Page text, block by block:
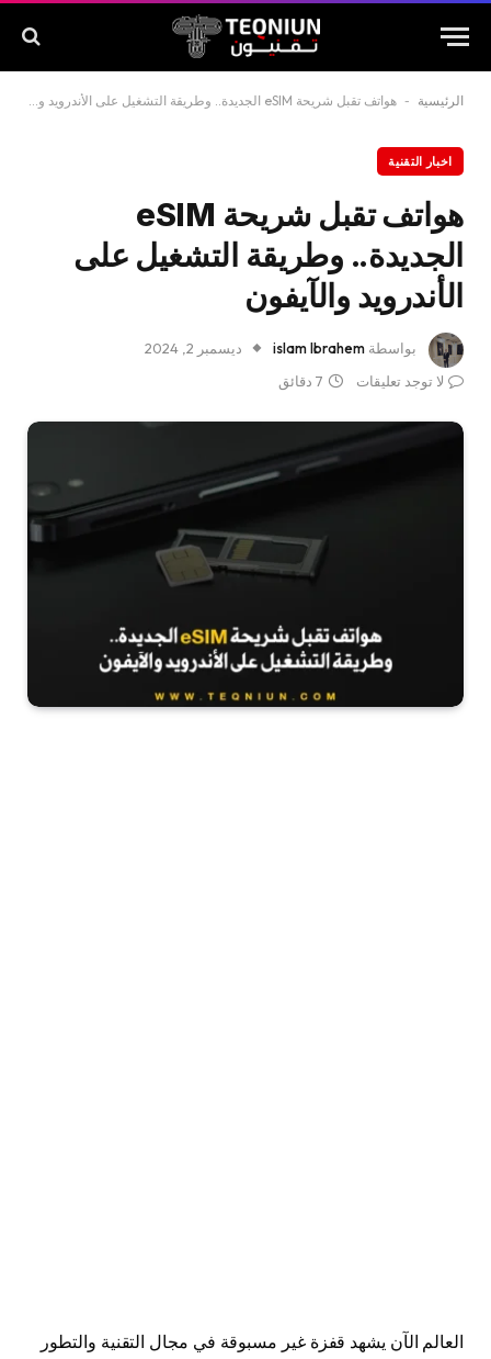
الرئيسية - هواتف تقبل شريحة eSIM الجديدة.. وطريقة التشغيل على الأندرويد والآيفون
اخبار التقنية
هواتف تقبل شريحة eSIM
الجديدة.. وطريقة التشغيل على
الأندرويد والآيفون
بواسطة islam Ibrahem
ديسمبر 2, 2024
لا توجد تعليقات
7 دقائق
العالم الآن يشهد قفزة غير مسبوقة في مجال التقنية والتطور